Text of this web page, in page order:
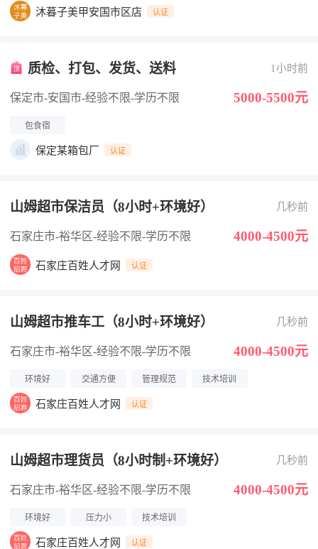
沐暮子美甲安国市区店 认证
质检、打包、发货、送料 1小时前
保定市-安国市-经验不限-学历不限 5000-5500元
包食宿
保定某箱包厂 认证
山姆超市保洁员（8小时+环境好） 几秒前
石家庄市-裕华区-经验不限-学历不限 4000-4500元
石家庄百姓人才网 认证
山姆超市推车工（8小时+环境好） 几秒前
石家庄市-裕华区-经验不限-学历不限 4000-4500元
环境好 交通方便 管理规范 技术培训
石家庄百姓人才网 认证
山姆超市理货员（8小时制+环境好） 几秒前
石家庄市-裕华区-经验不限-学历不限 4000-4500元
环境好 压力小 技术培训
石家庄百姓人才网 认证